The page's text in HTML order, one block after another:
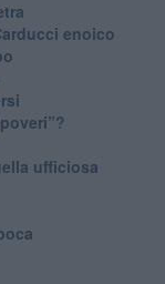
enoico
ufficiosa